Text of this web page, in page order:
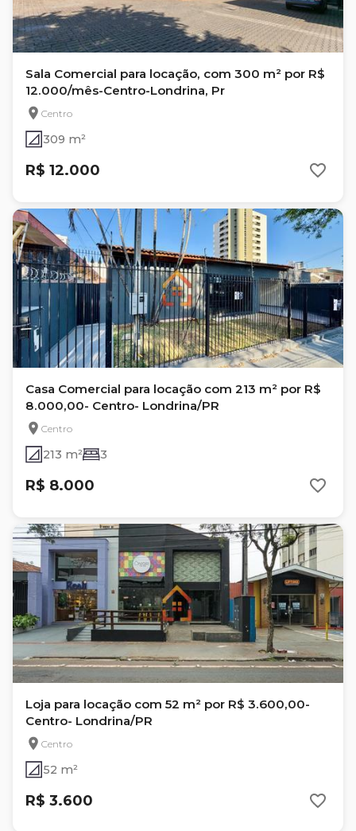
Sala Comercial para locação, com 300 m² por R$
12.000/mês-Centro-Londrina, Pr
Centro
309 m²
R$ 12.000
Casa Comercial para locação com 213 m² por R$
8.000,00- Centro- Londrina/PR
Centro
213 m² 3
R$ 8.000
Loja para locação com 52 m² por R$ 3.600,00-
Centro- Londrina/PR
Centro
52 m²
R$ 3.600